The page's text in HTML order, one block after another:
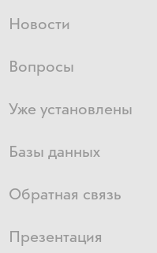
Новости
Вопросы
Уже установлены
Базы данных
Обратная связь
Презентация